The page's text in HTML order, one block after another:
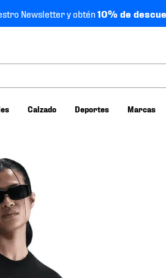
Newsletter y obtén10% de
Calzado Deportes Marcas